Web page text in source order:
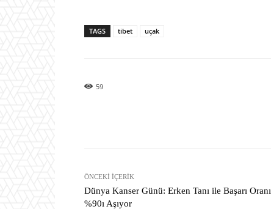
TAGS tibet uçak
59
ÖNCEKI İÇERIK
Dünya Kanser Günü: Erken Tanı ile Başarı Oranı
%90ı Aşıyor